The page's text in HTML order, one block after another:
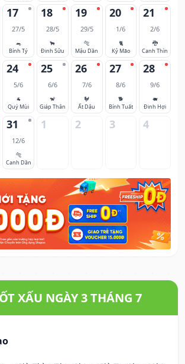
17
27/5
🐀
Bính Tý
18
28/5
🐂
Đinh Sửu
19
29/5
🐅
Mậu Dần
20
1/6
🐈
Kỷ Mão
21
2/6
🐉
Canh Thìn
24
5/6
🐐
Quý Mùi
25
6/6
🐒
Giáp Thân
26
7/6
🐓
Ất Dậu
27
8/6
🐕
Bính Tuất
28
9/6
🐖
Đinh Hợi
31
12/6
🐅
Canh Dần
1 2 3 4
XẤU NGÀY 3 THÁNG 7